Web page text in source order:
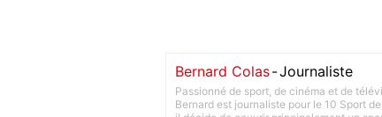
Bernard Colas-Journaliste
Passionné de sport, de cinéma et de
Bernard est journaliste pour le 10 Sport